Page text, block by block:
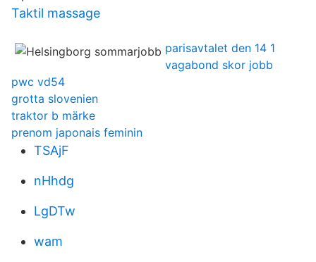
Taktil massage
parisavtalet den 14 1
vagabond skor jobb
pwc vd54
grotta slovenien
traktor b märke
prenom japonais feminin
TSAjF
nHhdg
LgDTw
wam